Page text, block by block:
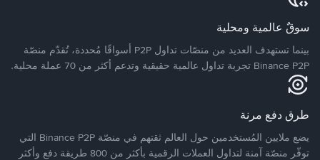
سوقٌ عالمية ومحلية
بينما تستهدف العديد من منصّات تداول P2P أسواقًا مُحددة، تُقدّم منصّة
Binance P2P تجربة تداول عالمية حقيقية وتدعم أكثر من 70 عملة محلية.
طرق دفع مرنة
يضع ملايين المُستخدمين حول العالم ثقتهم في منصّة Binance P2P التي
توفّر منصّة آمنة لتداول العملات الرقمية بأكثر من 800 طريقة دفع وأكثر